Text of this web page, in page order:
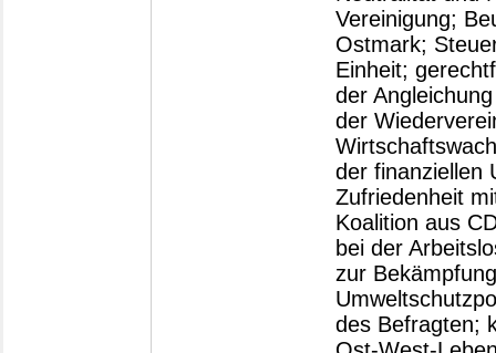
Vereinigung;
Ostmark;
Einheit;
der
der
der finanziellen
Zufriedenheit
Koalition aus
bei der
zur
des Befragten;